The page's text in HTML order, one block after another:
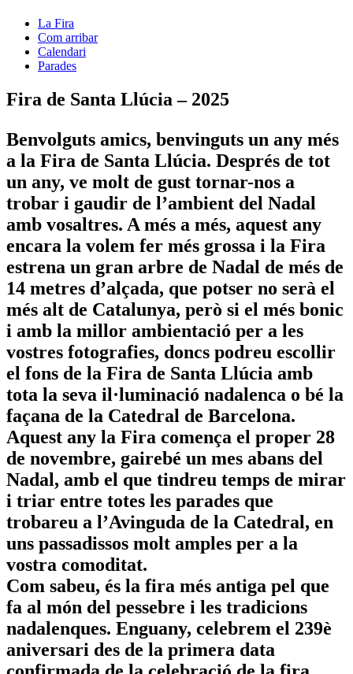
La Fira
Com arribar
Calendari
Parades
Fira de Santa Llúcia – 2025
Benvolguts amics, benvinguts un any més
a la Fira de Santa Llúcia. Després de tot
un any, ve molt de gust tornar-nos a
trobar i gaudir de l’ambient del Nadal
amb vosaltres. A més a més, aquest any
encara la volem fer més grossa i la Fira
estrena un gran arbre de Nadal de més de
14 metres d’alçada, que potser no serà el
més alt de Catalunya, però si el més bonic
i amb la millor ambientació per a les
vostres fotografies, doncs podreu escollir
el fons de la Fira de Santa Llúcia amb
tota la seva il·luminació nadalenca o bé la
façana de la Catedral de Barcelona.
Aquest any la Fira comença el proper 28
de novembre, gairebé un mes abans del
Nadal, amb el que tindreu temps de mirar
i triar entre totes les parades que
trobareu a l’Avinguda de la Catedral, en
uns passadissos molt amples per a la
vostra comoditat.
Com sabeu, és la fira més antiga pel que
fa al món del pessebre i les tradicions
nadalenques. Enguany, celebrem el 239è
aniversari des de la primera data